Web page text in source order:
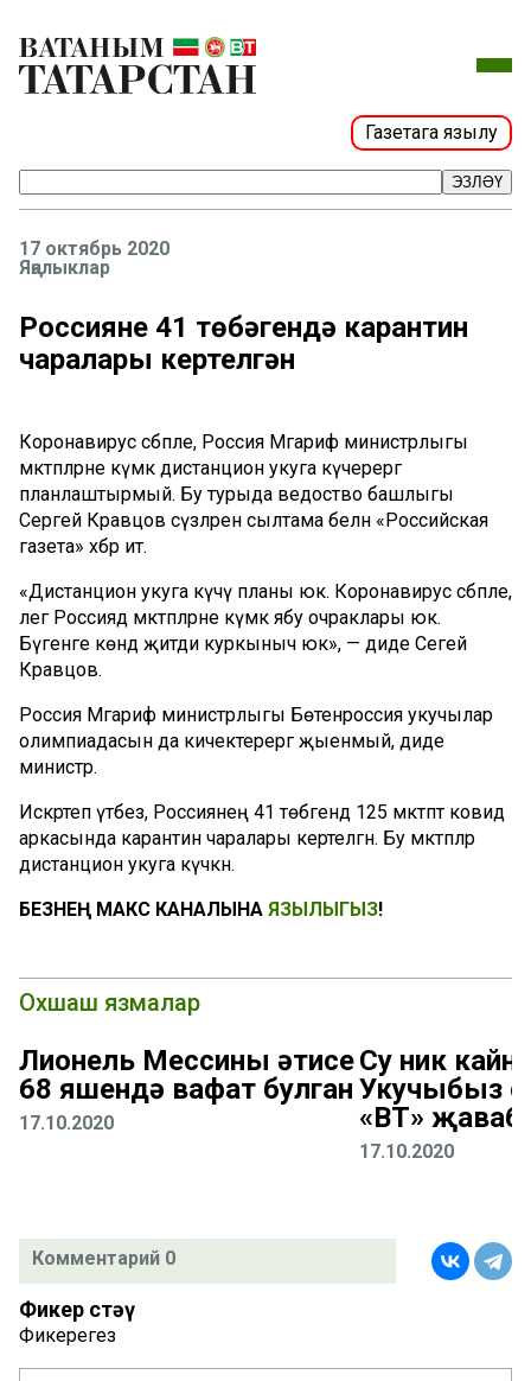
Газетага язылу
ЭЗЛӘҮ
17 октябрь 2020
Яңалыклар
Россиянең 41 төбәгендә карантин
чаралары кертелгән
Коронавирус сәбәпле, Россия Мәгариф министрлыгы
мәктәпләрне күмәк дистанцион укуга күчерергә
планлаштырмый. Бу турыда ведоство башлыгы
Сергей Кравцов сүзләренә сылтама белән «Российская
газета» хәбәр итә.
«Дистанцион укуга күчү планы юк. Коронавирус сәбәпле,
әлегә Россиядә мәктәпләрне күмәк ябу очраклары юк.
Бүгенге көндә җитди куркыныч юк», — диде Сегей
Кравцов.
Россия Мәгариф министрлыгы Бөтенроссия укучылар
олимпиадасын да кичектерергә җыенмый, диде
министр.
Искәртеп үтәбез, Россиянең 41 төбәгендә 125 мәктәптә ковид
аркасында карантин чаралары кертелгән. Бу мәктәпләр
дистанцион укуга күчкән.
БЕЗНЕҢ МАКС КАНАЛЫНА ЯЗЫЛЫГЫЗ!
Охшаш язмалар
Лионель Мессиның әтисе
68 яшендә вафат булган
17.10.2020
Су ник
Укучыбыз
«ВТ»
17.10.2020
Комментарий 0
Фикер өстәү
Фикерегез